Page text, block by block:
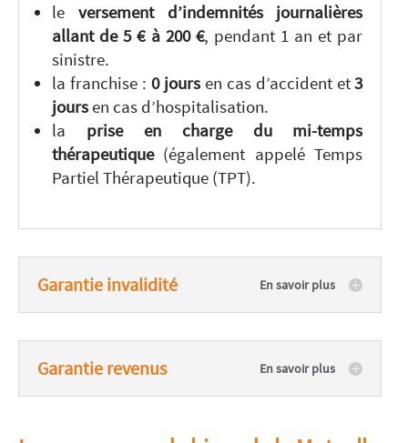
le versement d’indemnités journalières
allant de 5 € à 200 €, pendant 1 an et par
sinistre.
la franchise : 0 joursen cas d’accident et3
jours en cas d’hospitalisation.
la prise en charge du mi-temps
thérapeutique(également appelé Temps
Partiel Thérapeutique (TPT).
Garantie invalidité
Garantie revenus